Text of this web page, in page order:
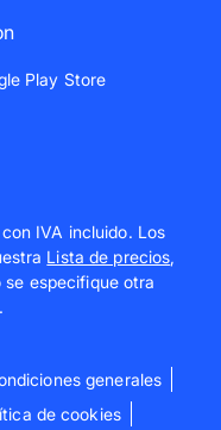
IVA incluido. Los
Lista de precios,
especifique otra
generales
de cookies